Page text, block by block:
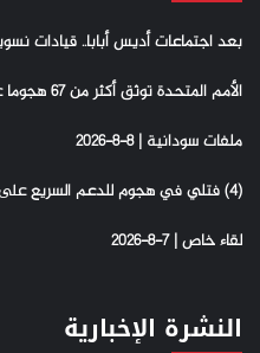
بعد اجتماعات أديس أبابا.. قيادات
الأمم المتحدة توثق أكثر من 67 هجوما على المدارس في السودان
ملفات سودانية | 8-8-2026
(4) فتلي في هجوم للدعم السريع على منطقة (التميد) شمال كردفان
لقاء خاص | 7-8-2026
النشرة الإخبارية